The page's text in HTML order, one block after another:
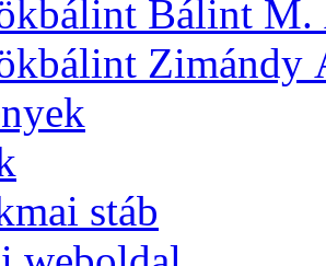
Bálint
Zimándy
stáb